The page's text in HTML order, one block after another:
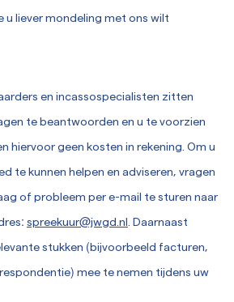
u liever mondeling met ons wilt
en incassospecialisten zitten
te beantwoorden en u te voorzien
hiervoor geen kosten in rekening. Om u
te kunnen helpen en adviseren, vragen
of probleem per e-mail te sturen naar
spreekuur@jwgd.nl . Daarnaast
stukken (bijvoorbeeld facturen,
mee te nemen tijdens uw